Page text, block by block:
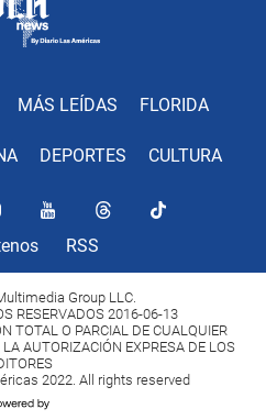
MÁS LEÍDAS FLORIDA
DEPORTES CULTURA
RSS
Group LLC.
RESERVADOS 2016-06-13
TOTAL O PARCIAL DE CUALQUIER
AUTORIZACIÓN EXPRESA DE LOS
2022. All rights reserved